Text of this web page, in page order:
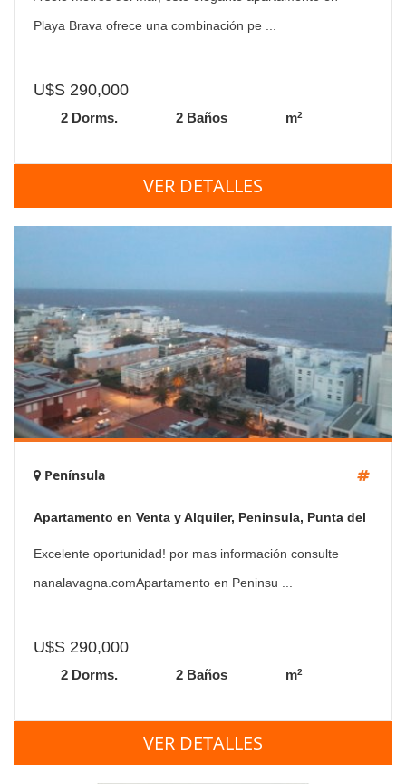
Playa Brava ofrece una combinación pe ...
U$S 290,000
2 Dorms. 2 Baños m2
VER DETALLES
Península
Apartamento en Venta y Alquiler, Peninsula, Punta del
Este, 2 Dormitorios.
Excelente oportunidad! por mas información consulte
nanalavagna.comApartamento en Peninsu ...
U$S 290,000
2 Dorms. 2 Baños m2
VER DETALLES